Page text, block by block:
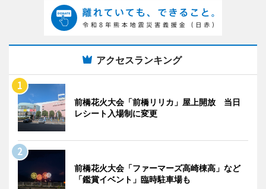
アクセスランキング
前橋花火大会「前橋リリカ」屋上開放 当日
レシート入場制に変更
前橋花火大会「ファーマーズ高崎棟高」など
「鑑賞イベント」臨時駐車場も